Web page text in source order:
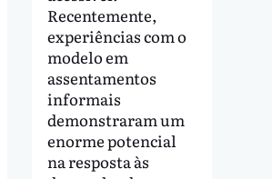
Recentemente,
experiências com o
modelo em
assentamentos
informais
demonstraram um
enorme potencial
na resposta às